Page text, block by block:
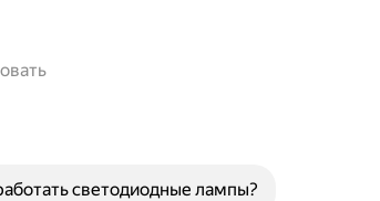
светодиодные лампы?